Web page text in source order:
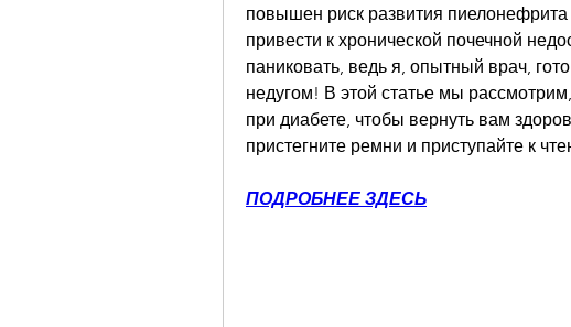
повышен риск развития
привести к хронической почечной
паниковать, ведь я, опытный врач,
недугом! В этой статье мы
при диабете, чтобы вернуть вам
пристегните ремни и приступайте к
ПОДРОБНЕЕ ЗДЕСЬ